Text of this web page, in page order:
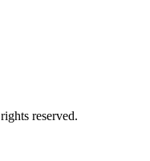
reserved.